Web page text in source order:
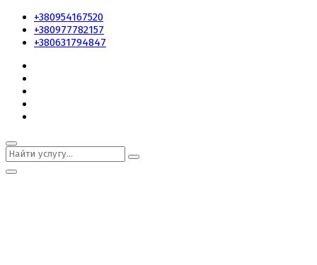
+380954167520
+380977782157
+380631794847